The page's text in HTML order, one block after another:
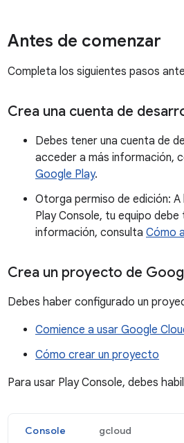
Antes de comenzar
Completa los siguientes pasos
Crea una cuenta de
Debes tener una cuenta de
acceder a más información,
Google Play.
Otorga permiso de edición:
Play Console, tu equipo
información, consulta Cómo
Crea un proyecto de
Debes haber configurado un
Comience a usar Google
Cómo crear un proyecto
Para usar Play Console, debes
Console gcloud